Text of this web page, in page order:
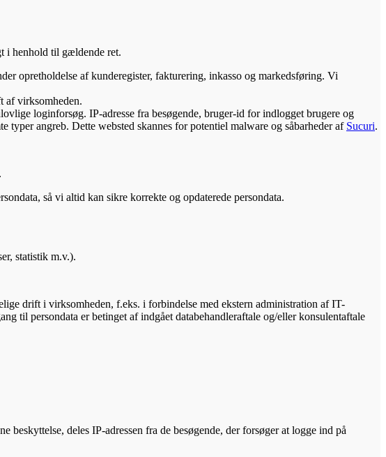
i henhold til gældende ret.
opretholdelse af kunderegister, fakturering, inkasso og markedsføring. Vi
af virksomheden.
loginforsøg. IP-adresse fra besøgende, bruger-id for indlogget brugere og
angreb. Dette websted skannes for potentiel malware og såbarheder af Sucuri.
så vi altid kan sikre korrekte og opdaterede persondata.
statistik m.v.).
drift i virksomheden, f.eks. i forbindelse med ekstern administration af IT-
til persondata er betinget af indgået databehandleraftale og/eller konsulentaftale
deles IP-adressen fra de besøgende, der forsøger at logge ind på